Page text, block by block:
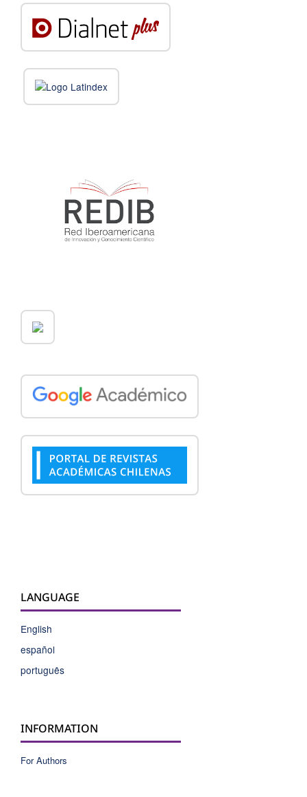
LANGUAGE
English
español
português
INFORMATION
For Authors